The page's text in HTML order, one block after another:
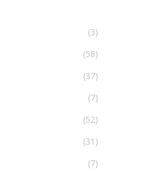
(3)
(58)
(37)
(7)
(52)
(31)
(7)